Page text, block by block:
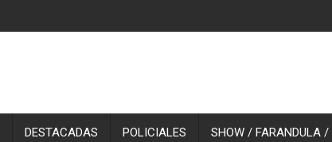
DESTACADAS POLICIALES SHOW / FARANDULA /